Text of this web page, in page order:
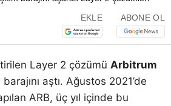
EKLE ABONE OL
Layer 2 çözümü Arbitrum
aştı. Ağustos 2021’de
ARB, üç yıl içinde bu